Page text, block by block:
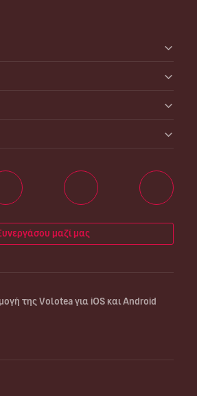
μαζί μας
της Volotea για iOS και Android